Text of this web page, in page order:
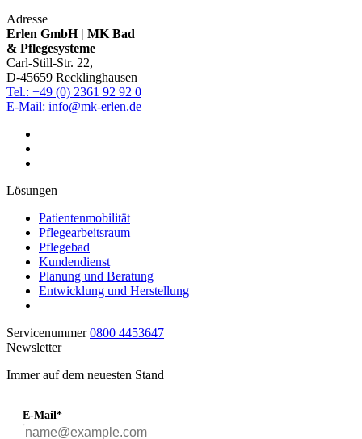
Adresse
Erlen GmbH | MK Bad
& Pflegesysteme
Carl-Still-Str. 22,
D-45659 Recklinghausen
Tel.: +49 (0) 2361 92 92 0
E-Mail: info@mk-erlen.de
Lösungen
Patientenmobilität
Pflegearbeitsraum
Pflegebad
Kundendienst
Planung und Beratung
Entwicklung und Herstellung
Servicenummer 0800 4453647
Newsletter
Immer auf dem neuesten Stand
E-Mail*